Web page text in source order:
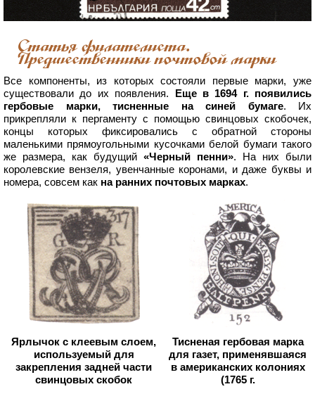
Статья филателиста.
Предшественники почтовой марки
Все компоненты, из которых состояли первые марки, уже
существовали до их появления. Еще в 1694 г. появились
гербовые марки, тисненные на синей бумаге. Их
прикрепляли к пергаменту с помощью свинцовых скобочек,
концы которых фиксировались с обратной стороны
маленькими прямоугольными кусочками белой бумаги такого
же размера, как будущий «Черный пенни». На них были
королевские вензеля, увенчанные коронами, и даже буквы и
номера, совсем как на ранних почтовых марках.
Ярлычок с клеевым слоем,
используемый для
закрепления задней части
свинцовых скобок
Тисненая гербовая марка
для газет, применявшаяся
в американских колониях
(1765 г.